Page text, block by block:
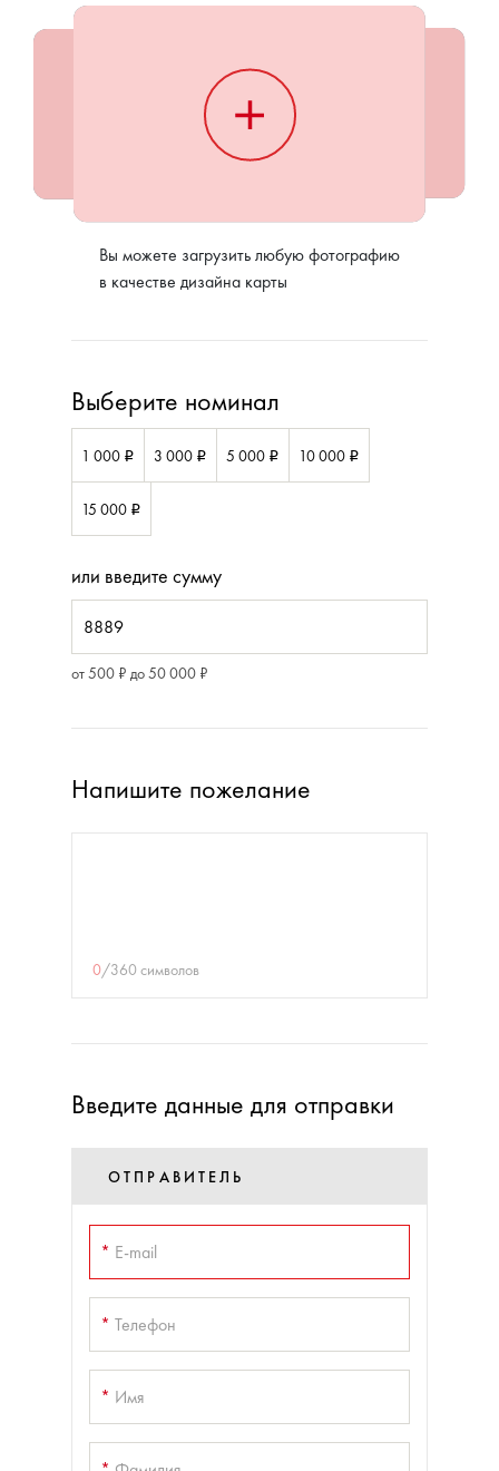
Вы можете загрузить любую фотографию
в качестве дизайна карты
Выберите номинал
1 000 i 3 000 i 5 000 i 10 000 i
15 000 i
или введите сумму
от 500 ₽ до 50 000 ₽
Напишите пожелание
0/360 символов
Введите данные для отправки
ОТПРАВИТЕЛЬ
* E-mail
* Телефон
* Имя